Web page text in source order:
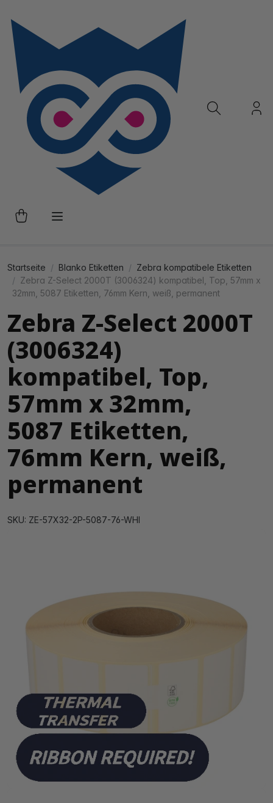
Startseite Blanko Etiketten
Zebra kompatibele Etiketten
Zebra Z-Select 2000T (3006324) kompatibel, Top, 57mm x
32mm, 5087 Etiketten, 76mm Kern, weiß, permanent
Zebra Z-Select 2000T
(3006324)
kompatibel, Top,
57mm x 32mm,
5087 Etiketten,
76mm Kern, weiß,
permanent
SKU: ZE-57X32-2P-5087-76-WHI